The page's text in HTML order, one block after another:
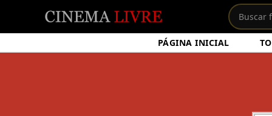
PÁGINA INICIAL